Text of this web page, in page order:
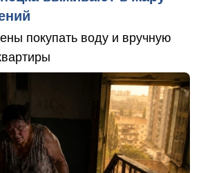
покупать воду и вручную